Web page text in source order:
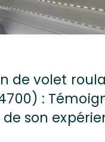
de volet
:
son